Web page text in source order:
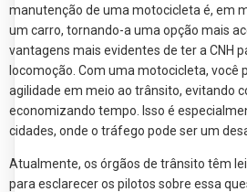
manutenção de uma motocicleta é, em
um carro, tornando-a uma opção mais
vantagens mais evidentes de ter a CNH
locomoção. Com uma motocicleta, você
agilidade em meio ao trânsito, evitando
economizando tempo. Isso é
cidades, onde o tráfego pode ser um
Atualmente, os órgãos de trânsito têm
para esclarecer os pilotos sobre essa